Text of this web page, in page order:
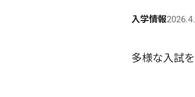
入学情報
多様な入試